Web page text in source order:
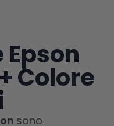
Colore
sono